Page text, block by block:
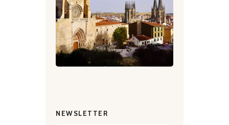
NEWSLETTER